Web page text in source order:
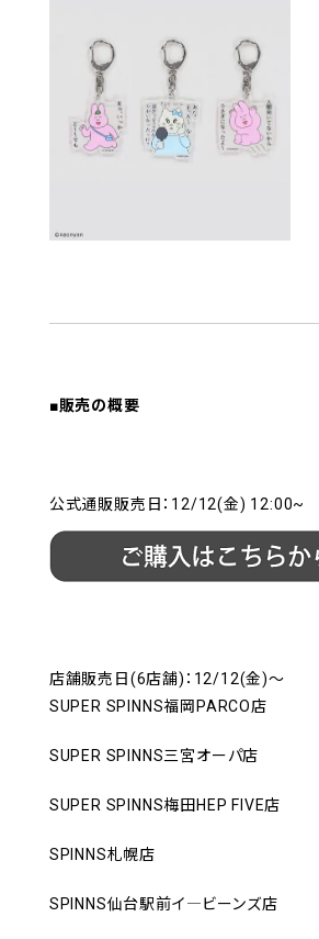
■販売の概要
公式通販販売日：12/12(金) 12:00~
店舗販売日(6店舗)：12/12(金)～
SUPER SPINNS福岡PARCO店
SUPER SPINNS三宮オーパ店
SUPER SPINNS梅田HEP FIVE店
SPINNS札幌店
SPINNS仙台駅前イ―ビーンズ店